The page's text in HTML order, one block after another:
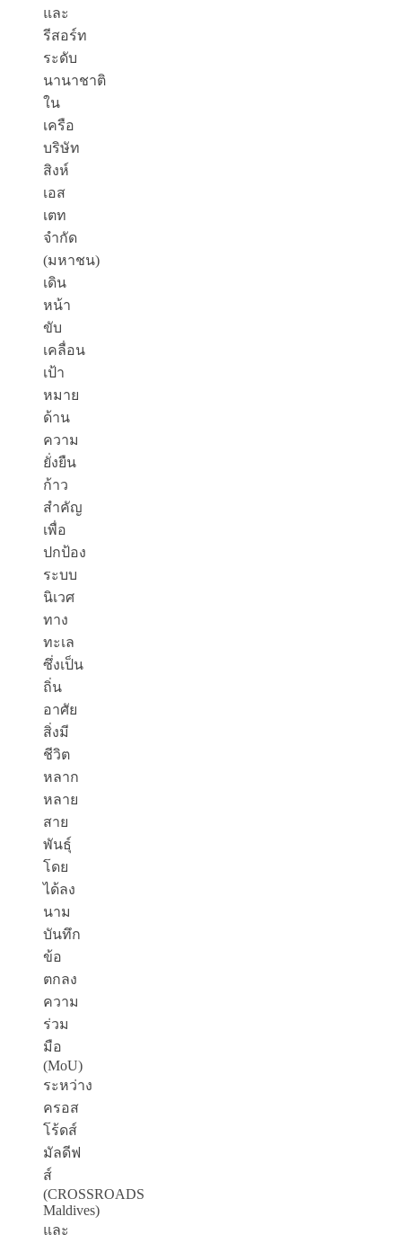
และ
รีสอร์ท
ระดับ
นานาชาติ
ใน
เครือ
บริษัท
สิงห์
เอส
เตท
จำกัด
(มหาชน)
เดิน
หน้า
ขับ
เคลื่อน
เป้า
หมาย
ด้าน
ความ
ยั่งยืน
ก้าว
สำคัญ
เพื่อ
ปกป้อง
ระบบ
นิเวศ
ทาง
ทะเล
ซึ่งเป็น
ถิ่น
อาศัย
สิ่งมี
ชีวิต
หลาก
หลาย
สาย
พันธุ์
โดย
ได้ลง
นาม
บันทึก
ข้อ
ตกลง
ความ
ร่วม
มือ
(MoU)
ระหว่าง
ครอส
โร้ดส์
มัลดีฟ
ส์
(CROSSROADS
Maldives)
และ